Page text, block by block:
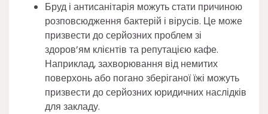
Бруд і антисанітарія можуть стати причиною
розповсюдження бактерій і вірусів. Це може
призвести до серйозних проблем зі
здоров’ям клієнтів та репутацією кафе.
Наприклад, захворювання від немитих
поверхонь або погано зберіганої їжі можуть
призвести до серйозних юридичних наслідків
для закладу.